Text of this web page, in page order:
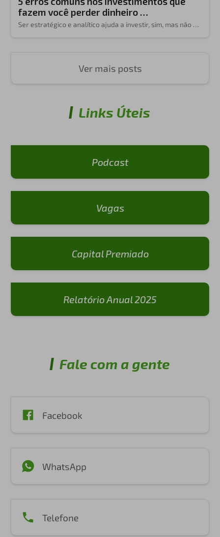
fazem você perder dinheiro …
Ser estratégico e analítico ajuda a investir, sim, mas não …
Ver mais posts
Links Úteis
Podcast
Vagas
Capital Premiado
Relatório Anual 2025
Fale com a gente
Facebook
WhatsApp
Telefone